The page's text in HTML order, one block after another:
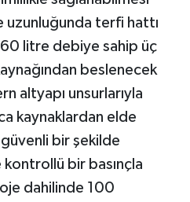
uzunluğunda terfi hattı
litre debiye sahip üç
beslenecek
altyapı unsurlarıyla
kaynaklardan elde
güvenli bir şekilde
bir basınçla
dahilinde 100